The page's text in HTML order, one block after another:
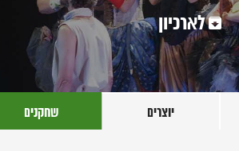
לארכיון
יוצרים שחקנים